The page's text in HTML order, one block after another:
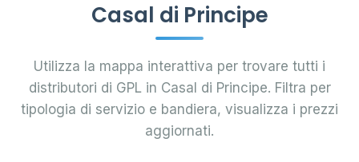
Casal di Principe
Utilizza la mappa interattiva per trovare tutti i
distributori di GPL in Casal di Principe. Filtra per
tipologia di servizio e bandiera, visualizza i prezzi
aggiornati.